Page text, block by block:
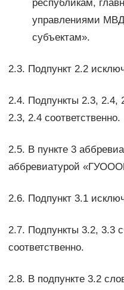
республикам,
управлениями
субъектам».
2.3. Подпункт 2.2
2.4. Подпункты 2.3, 2.4,
2.3, 2.4 соответственно.
2.5. В пункте 3
аббревиатурой
2.6. Подпункт 3.1
2.7. Подпункты 3.2, 3.3
соответственно.
2.8. В подпункте 3.2